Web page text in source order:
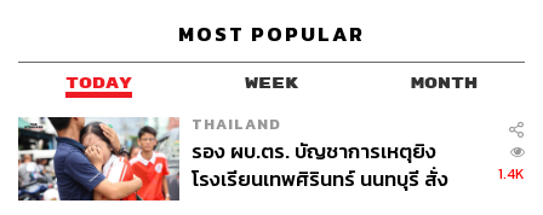
MOST POPULAR
TODAY WEEK MONTH
THAILAND
รอง ผบ.ตร. บัญชาการเหตุยิง
โรงเรียนเทพศิรินทร์ นนทบุรี สั่ง
1.4K